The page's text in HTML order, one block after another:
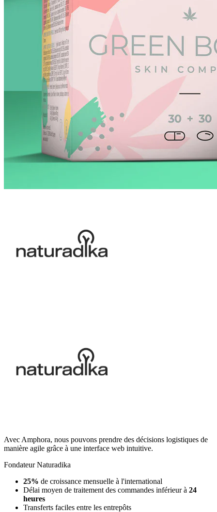
Avec Amphora, nous pouvons prendre des décisions logistiques de
manière agile grâce à une interface web intuitive.
Fondateur Naturadika
25% de croissance mensuelle à l'international
Délai moyen de traitement des commandes inférieur à 24
heures
Transferts faciles entre les entrepôts